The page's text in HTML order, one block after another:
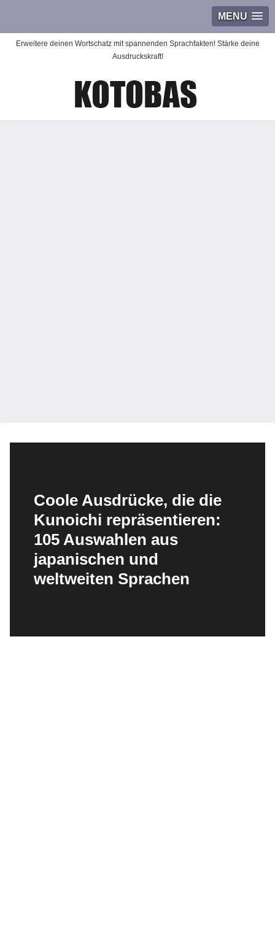
MENU
Erweitere deinen Wortschatz mit spannenden Sprachfakten! Stärke deine
Ausdruckskraft!
Coole Ausdrücke, die die
Kunoichi repräsentieren:
105 Auswahlen aus
japanischen und
weltweiten Sprachen